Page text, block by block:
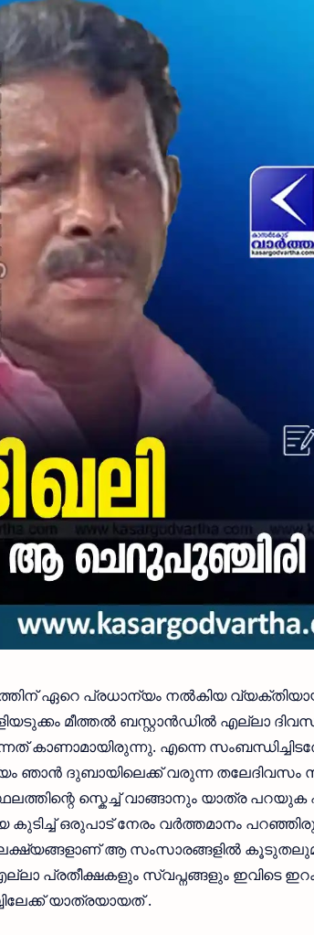
ഏറെ പ്രധാന്യം നൽകിയ
മീത്തൽ ബസ്റ്റാൻഡിൽ എല്ലാ
കാണാമായിരുന്നു. എന്നെ
ദുബായിലെക്ക് വരുന്ന തലേദിവസം
സ്കെച്ച് വാങ്ങാനും യാത്ര
കുടിച്ച് ഒരുപാട് നേരം വർത്തമാനം
ലക്ഷ്യങ്ങളാണ് ആ സംസാരങ്ങളിൽ
എല്ലാ പ്രതീക്ഷകളും സ്വപ്നങ്ങളും ഇവിടെ
യാത്രയായത് .